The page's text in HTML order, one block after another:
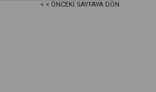
< < ÖNCEKI SAYFAYA DÖN